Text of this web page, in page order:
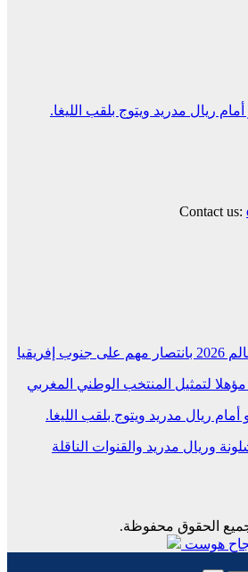
ريال مدريد ويتوج بلقب الليغا.
Contact
لتمثيل المنتخب الوطني المغربي
ريال مدريد ويتوج بلقب الليغا.
وريال مدريد والقنوات الناقلة
هوست